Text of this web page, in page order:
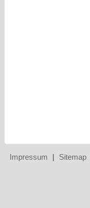
Impressum Sitemap